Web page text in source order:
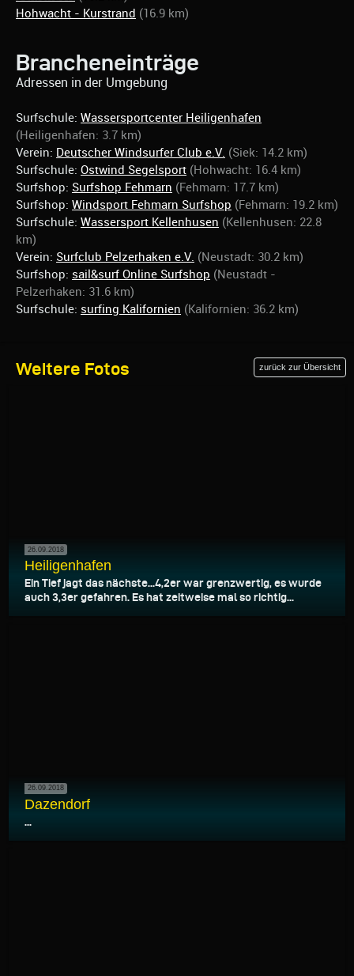
Hohwacht - Kurstrand (16.9 km)
Brancheneinträge
Adressen in der Umgebung
Surfschule: Wassersportcenter Heiligenhafen
(Heiligenhafen: 3.7 km)
Verein: Deutscher Windsurfer Club e.V. (Siek: 14.2 km)
Surfschule: Ostwind Segelsport (Hohwacht: 16.4 km)
Surfshop: Surfshop Fehmarn (Fehmarn: 17.7 km)
Surfshop: Windsport Fehmarn Surfshop (Fehmarn: 19.2 km)
Surfschule: Wassersport Kellenhusen (Kellenhusen: 22.8
km)
Verein: Surfclub Pelzerhaken e.V. (Neustadt: 30.2 km)
Surfshop: sail&surf Online Surfshop (Neustadt -
Pelzerhaken: 31.6 km)
Surfschule: surfing Kalifornien (Kalifornien: 36.2 km)
Weitere Fotos zurück zur Übersicht
26.09.2018
Heiligenhafen
Ein Tief jagt das nächste...4,2er war grenzwertig, es wurde
auch 3,3er gefahren. Es hat zeitweise mal so richtig...
26.09.2018
Dazendorf
...